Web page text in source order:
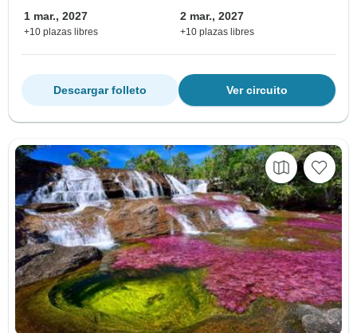
1 mar., 2027
+10 plazas libres
2 mar., 2027
+10 plazas libres
Ver circuito
Descargar folleto